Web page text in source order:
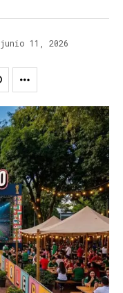
junio 11, 2026